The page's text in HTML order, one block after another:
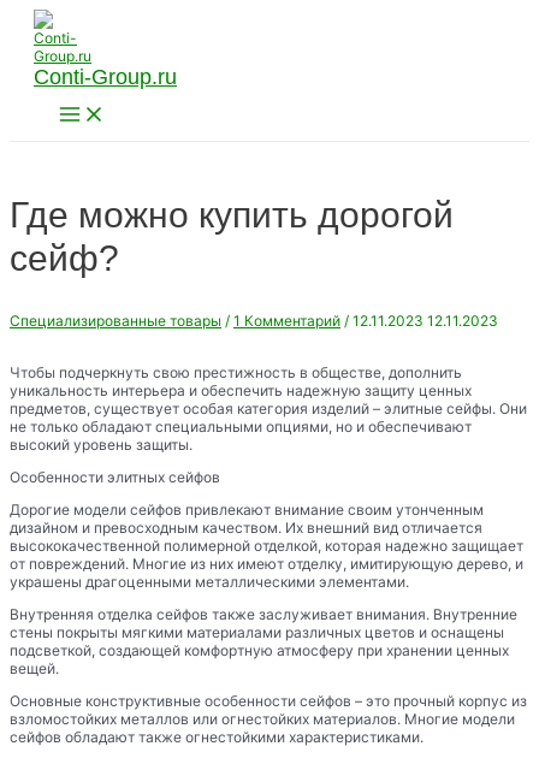
Перейти
содержимому
Conti-Group.ru
Main
Menu
Где можно купить дорогой
сейф?
Специализированные товары / 1 Комментарий / 12.11.2023 12.11.2023
Чтобы подчеркнуть свою престижность в обществе, дополнить
уникальность интерьера и обеспечить надежную защиту ценных
предметов, существует особая категория изделий – элитные сейфы. Они
не только обладают специальными опциями, но и обеспечивают
высокий уровень защиты.
Особенности элитных сейфов
Дорогие модели сейфов привлекают внимание своим утонченным
дизайном и превосходным качеством. Их внешний вид отличается
высококачественной полимерной отделкой, которая надежно защищает
от повреждений. Многие из них имеют отделку, имитирующую дерево, и
украшены драгоценными металлическими элементами.
Внутренняя отделка сейфов также заслуживает внимания. Внутренние
стены покрыты мягкими материалами различных цветов и оснащены
подсветкой, создающей комфортную атмосферу при хранении ценных
вещей.
Основные конструктивные особенности сейфов – это прочный корпус из
взломостойких металлов или огнестойких материалов. Многие модели
сейфов обладают также огнестойкими характеристиками.